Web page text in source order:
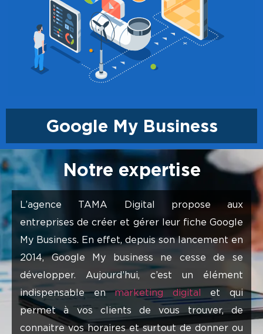
Google My Business
Notre expertise
L’agence TAMA Digital propose aux
entreprises de créer et gérer leur fiche Google
My Business. En effet, depuis son lancement en
2014, Google My business ne cesse de se
développer. Aujourd’hui, c’est un élément
indispensable enmarketing digital et qui
permet à vos clients de vous trouver, de
connaitre vos horaires et surtout de donner ou